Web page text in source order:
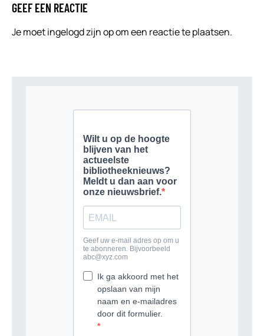
GEEF EEN REACTIE
Je moetingelogd zijn opom een reactie te plaatsen.